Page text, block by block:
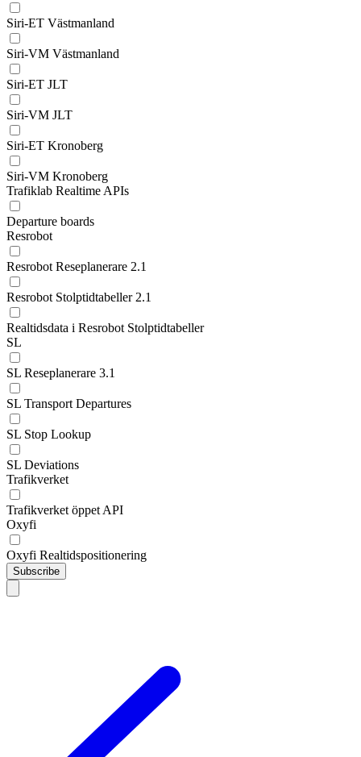
Siri-ET Västmanland
Siri-VM Västmanland
Siri-ET JLT
Siri-VM JLT
Siri-ET Kronoberg
Siri-VM Kronoberg
Trafiklab Realtime APIs
Departure boards
Resrobot
Resrobot Reseplanerare 2.1
Resrobot Stolptidtabeller 2.1
Realtidsdata i Resrobot Stolptidtabeller
SL
SL Reseplanerare 3.1
SL Transport Departures
SL Stop Lookup
SL Deviations
Trafikverket
Trafikverket öppet API
Oxyfi
Oxyfi Realtidspositionering
Subscribe